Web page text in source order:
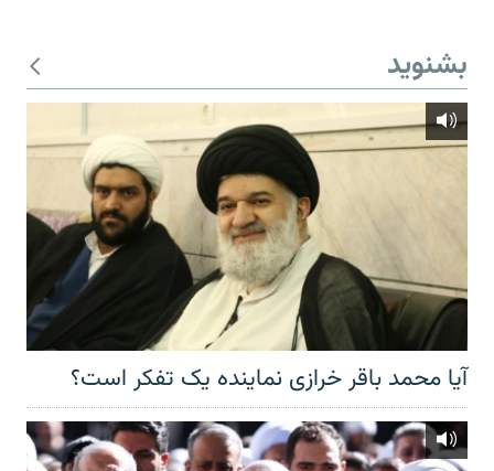
بشنوید
آیا محمد باقر خرازی نماینده یک تفکر است؟